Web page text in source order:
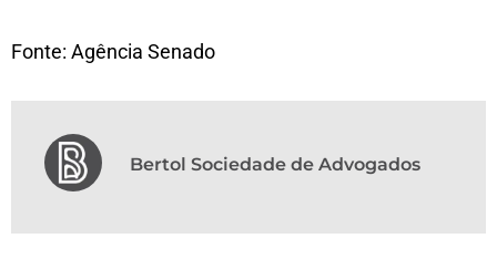
Fonte: Agência Senado
Bertol Sociedade de Advogados